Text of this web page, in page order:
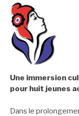
Une immersion
pour huit jeunes
Dans le